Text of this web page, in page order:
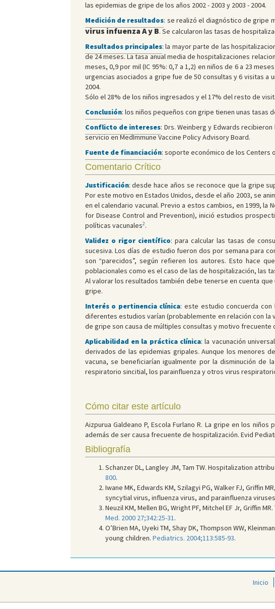
las epidemias de gripe de los años 2002 - 2003 y 2003 - 2004.
Medición de resultados: se realizó el diagnóstico de gripe
virus infuenza A y B. Se calcularon las tasas de
Resultados principales: la mayor parte de las
de 24 meses. La tasa anual media de hospitalizaciones
meses, 0,9 por mil (IC 95%: 0,7 a 1,2) en niños de 6 a 23
urgencias asociados a gripe fue de 50 consultas y 6 visitas a
2004.
Sólo el 28% de los niños ingresados y el 17% del resto de
Conclusión: los niños pequeños con gripe tienen unas tasas
Conflicto de intereses: Drs. Weinberg y Edwards
servicio en MedImmune Vaccine Policy Advisory Board.
Fuente de financiación: soporte económico de los Centers
Comentario Crítico
Justificación: desde hace años se reconoce que la gripe
Por este motivo en Estados Unidos, desde el año 2003, se
en el calendario vacunal. Previo a estos cambios, en 1999, la
for Disease Control and Prevention), inició estudios
políticas vacunales2.
Validez o rigor científico: para calcular las tasas de
sucesiva. Los días de estudio fueron dos por semana para
son “parecidos”, según refieren los autores. Esto hace
poblacionales como es el caso de las de hospitalización, las
Al valorar los resultados también debe tenerse en cuenta que
gripe.
Interés o pertinencia clínica: este estudio concuerda
diferentes estudios varían (probablemente en relación con la
de gripe son causa de múltiples consultas y motivo
Aplicabilidad en la práctica clínica: la vacunación
derivados de las epidemias gripales. Aunque los menores
vacuna, se beneficiarían igualmente por la disminución de
respiratorio sincitial, los parainfluenza y otros virus
Cómo citar este artículo
Aizpurua Galdeano P, Escola Furlano R. La gripe en los
además de ser causa frecuente de hospitalización. Evid
Bibliografía
Schanzer DL, Langley JM, Tam TW. Hospitalization
800.
Iwane MK, Edwards KM, Szilagyi PG, Walker FJ,
syncytial virus, influenza virus, and parainfluenza
Neuzil KM, Mellen BG, Wright PF, Mitchel EF Jr, Griffin
Med. 2000 27;342:25-31.
O’Brien MA, Uyeki TM, Shay DK, Thompson WW,
young children. Pediatrics. 2004;113:585-93.
Inicio